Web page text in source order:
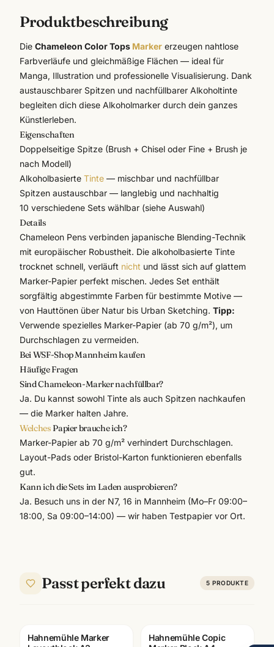
Produktbeschreibung
Die Chameleon Color Tops Marker erzeugen nahtlose
Farbverläufe und gleichmäßige Flächen — ideal für
Manga, Illustration und professionelle Visualisierung. Dank
austauschbarer Spitzen und nachfüllbarer Alkoholtinte
begleiten dich diese Alkoholmarker durch dein ganzes
Künstlerleben.
Eigenschaften
Doppelseitige Spitze (Brush + Chisel oder Fine + Brush je
nach Modell)
Alkoholbasierte Tinte — mischbar und nachfüllbar
Spitzen austauschbar — langlebig und nachhaltig
10 verschiedene Sets wählbar (siehe Auswahl)
Details
Chameleon Pens verbinden japanische Blending-Technik
mit europäischer Robustheit. Die alkoholbasierte Tinte
trocknet schnell, verläuft nicht und lässt sich auf glattem
Marker-Papier perfekt mischen. Jedes Set enthält
sorgfältig abgestimmte Farben für bestimmte Motive —
von Hauttönen über Natur bis Urban Sketching. Tipp:
Verwende spezielles Marker-Papier (ab 70 g/m²), um
Durchschlagen zu vermeiden.
Bei WSF-Shop Mannheim kaufen
Häufige Fragen
Sind Chameleon-Marker nachfüllbar?
Ja. Du kannst sowohl Tinte als auch Spitzen nachkaufen
— die Marker halten Jahre.
Welches Papier brauche ich?
Marker-Papier ab 70 g/m² verhindert Durchschlagen.
Layout-Pads oder Bristol-Karton funktionieren ebenfalls
gut.
Kann ich die Sets im Laden ausprobieren?
Ja. Besuch uns in der N7, 16 in Mannheim (Mo–Fr 09:00–
18:00, Sa 09:00–14:00) — wir haben Testpapier vor Ort.
Passt perfekt dazu 5 PRODUKTE
Hahnemühle Marker
Hahnemühle Copic